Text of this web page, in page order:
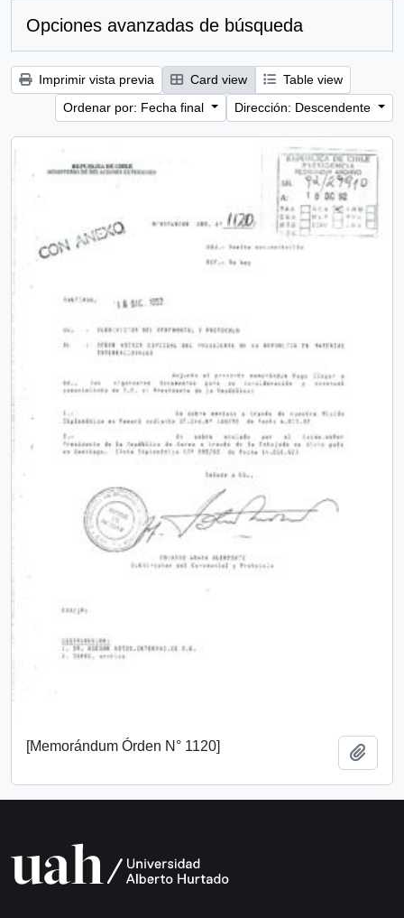
Opciones avanzadas de búsqueda
Imprimir vista previa Card view
Table view
Ordenar por: Fecha final
Dirección: Descendente
[Memorándum Órden N° 1120]